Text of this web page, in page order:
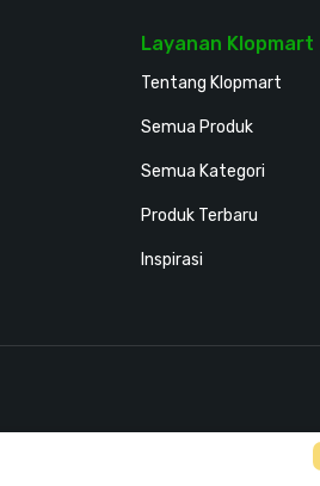
Layanan Klopmart
Tentang Klopmart
Semua Produk
Semua Kategori
Produk Terbaru
Inspirasi